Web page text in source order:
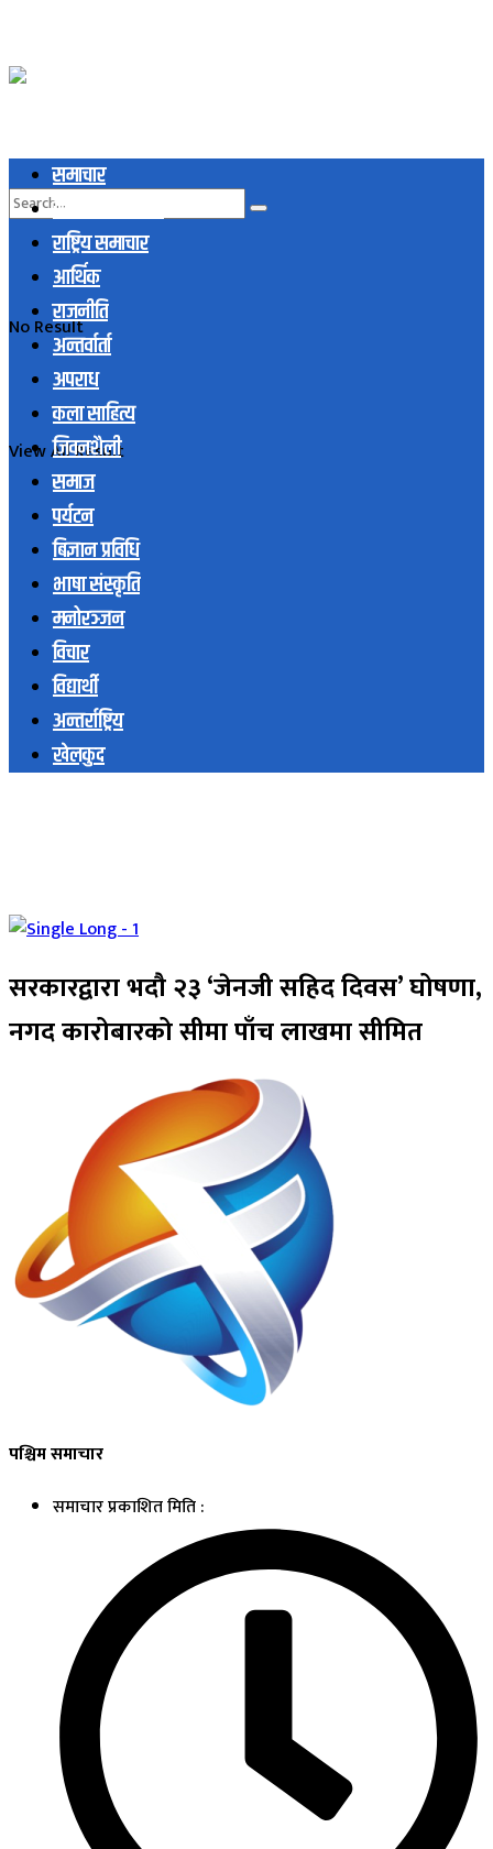
No Result
View All Result
समाचार
स्थानिय समाचार
राष्ट्रिय समाचार
आर्थिक
राजनीति
अन्तर्वार्ता
अपराध
कला साहित्य
जिवनशैली
समाज
पर्यटन
बिज्ञान प्रविधि
भाषा संस्कृति
मनोरञ्जन
विचार
विद्यार्थी
अन्तर्राष्ट्रिय
खेलकुद
सरकारद्वारा भदौ २३ ‘जेनजी सहिद दिवस’ घोषणा,
नगद कारोबारको सीमा पाँच लाखमा सीमित
पश्चिम समाचार
समाचार प्रकाशित मिति :